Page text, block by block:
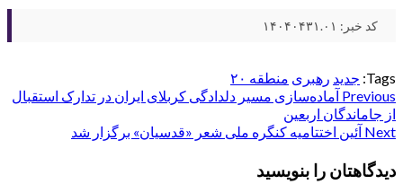
کد خبر: ۱۴۰۴۰۴۳۱.۰۱
Tags: جدید رهبری منطقه ۲۰
Post
navigation
Previous آماده‌سازی مسیر دلدادگی کربلای ایران در تدارک استقبال
از جاماندگان اربعین
Next آئین اختتامیه کنگره ملی شعر «قدسیان» برگزار شد
دیدگاهتان را بنویسید